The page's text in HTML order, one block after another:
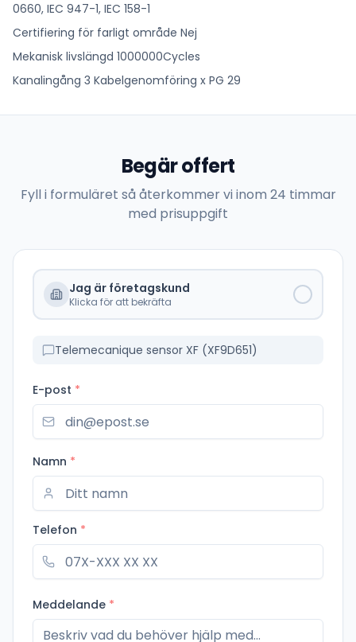
0660, IEC 947-1, IEC 158-1
Certifiering för farligt område Nej
Mekanisk livslängd 1000000Cycles
Kanalingång 3 Kabelgenomföring x PG 29
Begär offert
Fyll i formuläret så återkommer vi inom 24 timmar
med prisuppgift
Jag är företagskund
Klicka för att bekräfta
Telemecanique sensor XF (XF9D651)
E-post *
Namn *
Telefon *
Meddelande *